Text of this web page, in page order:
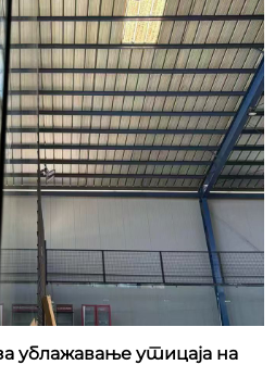
ублажавање утицаја на